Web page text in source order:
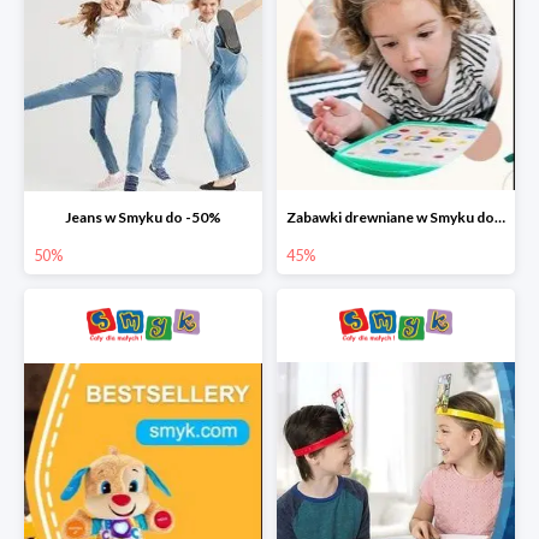
Jeans w Smyku do -50%
50%
Zabawki drewniane w Smyku do -45%
45%